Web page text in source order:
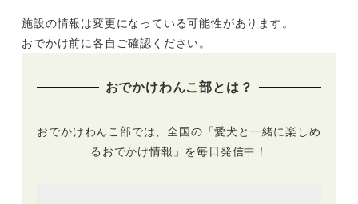
き）ドッグプールや
BBQ施設併設の施設
ラヴィリゾート泉郷
公式SNSにて「秋の
で）
施設の情報は変更になっている可能性があります。
おでかけ前に各自ご確認ください。
おでかけわんこ部とは？
おでかけわんこ部では、全国の「愛犬と一緒に楽しめ
るおでかけ情報」を毎日発信中！